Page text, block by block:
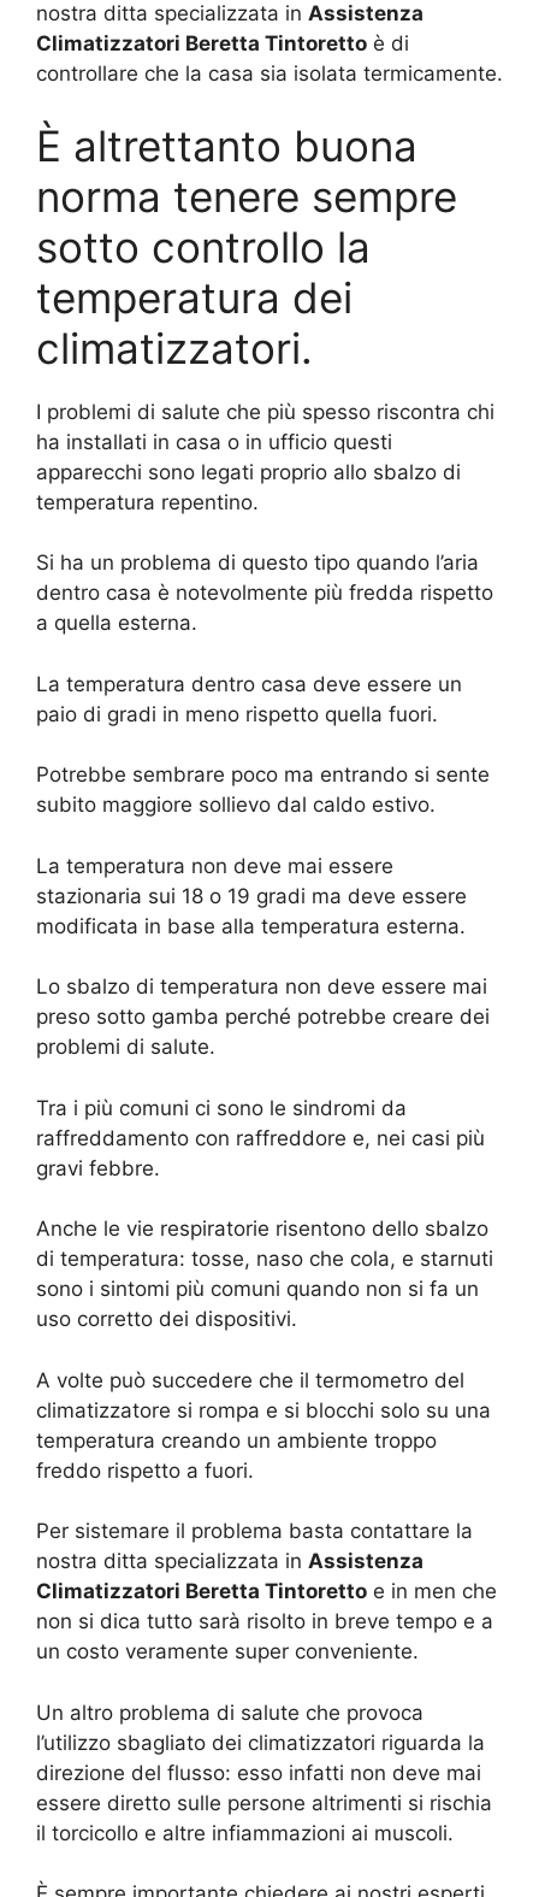
nostra ditta specializzata in Assistenza
Climatizzatori Beretta Tintoretto è di
controllare che la casa sia isolata termicamente.
È altrettanto buona
norma tenere sempre
sotto controllo la
temperatura dei
climatizzatori.
I problemi di salute che più spesso riscontra chi
ha installati in casa o in ufficio questi
apparecchi sono legati proprio allo sbalzo di
temperatura repentino.
Si ha un problema di questo tipo quando l’aria
dentro casa è notevolmente più fredda rispetto
a quella esterna.
La temperatura dentro casa deve essere un
paio di gradi in meno rispetto quella fuori.
Potrebbe sembrare poco ma entrando si sente
subito maggiore sollievo dal caldo estivo.
La temperatura non deve mai essere
stazionaria sui 18 o 19 gradi ma deve essere
modificata in base alla temperatura esterna.
Lo sbalzo di temperatura non deve essere mai
preso sotto gamba perché potrebbe creare dei
problemi di salute.
Tra i più comuni ci sono le sindromi da
raffreddamento con raffreddore e, nei casi più
gravi febbre.
Anche le vie respiratorie risentono dello sbalzo
di temperatura: tosse, naso che cola, e starnuti
sono i sintomi più comuni quando non si fa un
uso corretto dei dispositivi.
A volte può succedere che il termometro del
climatizzatore si rompa e si blocchi solo su una
temperatura creando un ambiente troppo
freddo rispetto a fuori.
Per sistemare il problema basta contattare la
nostra ditta specializzata in Assistenza
Climatizzatori Beretta Tintoretto e in men che
non si dica tutto sarà risolto in breve tempo e a
un costo veramente super conveniente.
Un altro problema di salute che provoca
l’utilizzo sbagliato dei climatizzatori riguarda la
direzione del flusso: esso infatti non deve mai
essere diretto sulle persone altrimenti si rischia
il torcicollo e altre infiammazioni ai muscoli.